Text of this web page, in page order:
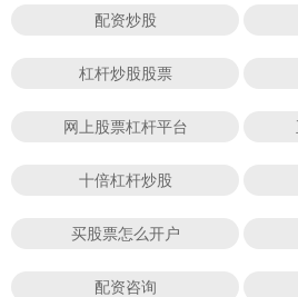
配资炒股
杠杆炒股股票
网上股票杠杆平台
十倍杠杆炒股
买股票怎么开户
配资咨询